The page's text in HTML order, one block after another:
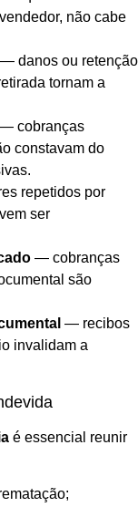
não cabe
— danos ou retenção
tornam a
— cobranças
constavam do
repetidos por
ser
— cobranças
são
— recibos
invalidam a
é essencial reunir